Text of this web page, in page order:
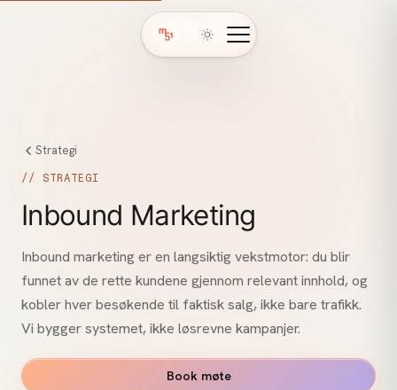
Strategi
// STRATEGI
Inbound Marketing
Inbound marketing er en langsiktig vekstmotor: du blir
funnet av de rette kundene gjennom relevant innhold, og
kobler hver besøkende til faktisk salg, ikke bare trafikk.
Vi bygger systemet, ikke løsrevne kampanjer.
Book møte